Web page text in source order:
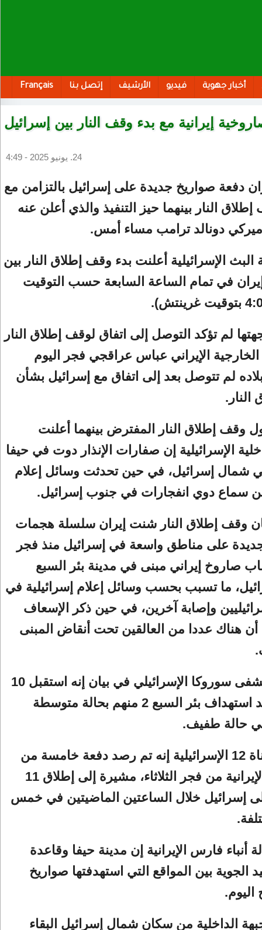
أخبار جهوية فيديو الأرشيف إتصل بنا Français
إيرانية مع بدء وقف النار بين إسرائيل
24. يونيو 2025 - 4:49
دفعة صواريخ جديدة على إسرائيل بالتزامن مع
النار بينهما حيز التنفيذ والذي أعلن عنه
دونالد ترامب مساء أمس.
البث الإسرائيلية أعلنت بدء وقف إطلاق النار بين
في تمام الساعة السابعة حسب التوقيت
لم تؤكد التوصل إلى اتفاق لوقف إطلاق النار
الإيراني عباس عراقجي فجر اليوم
بلاده لم تتوصل بعد إلى اتفاق مع إسرائيل بشأن
وقف إطلاق النار المفترض بينهما أعلنت
الإسرائيلية إن صفارات الإنذار دوت في حيفا
شمال إسرائيل، في حين تحدثت وسائل إعلام
سماع دوي انفجارات في جنوب إسرائيل.
وقف إطلاق النار شنت إيران سلسلة هجمات
على مناطق واسعة في إسرائيل منذ فجر
صاروخ إيراني مبنى في مدينة بئر السبع
ما تسبب بحسب وسائل إعلام إسرائيلية في
6 إسرائيليين وإصابة آخرين، في حين ذكر الإسعاف
أن هناك عددا من العالقين تحت أنقاض المبنى
وقال مستشفى سوروكا الإسرائيلي في بيان إنه استقبل 10
مصابين بعد استهداف بئر السبع 2 منهم بحالة متوسطة
حالة طفيف.
وقالت القناة 12 الإسرائيلية إنه تم رصد دفعة خامسة من
الصواريخ الإيرانية من فجر الثلاثاء، مشيرة إلى إطلاق 11
إسرائيل خلال الساعتين الماضيتين في خمس
أنباء فارس الإيرانية إن مدينة حيفا وقاعدة
الجوية بين المواقع التي استهدفتها صواريخ
اليوم.
الداخلية من سكان شمال إسرائيل البقاء